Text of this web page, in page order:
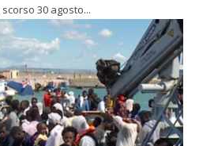
30 agosto...